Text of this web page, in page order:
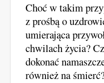
Choć w takim
z prośbą o
umierająca
chwilach życia?
dokonać
również na